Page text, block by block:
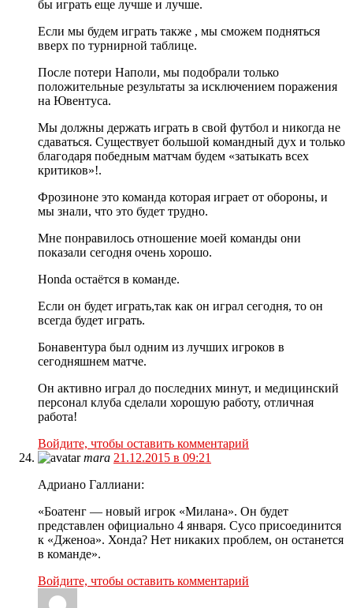
бы играть еще лучше и лучше.
Если мы будем играть также , мы сможем подняться
вверх по турнирной таблице.
После потери Наполи, мы подобрали только
положительные результаты за исключением поражения
на Ювентуса.
Мы должны держать играть в свой футбол и никогда не
сдаваться. Существует большой командный дух и только
благодаря победным матчам будем «затыкать всех
критиков»!.
Фрозиноне это команда которая играет от обороны, и
мы знали, что это будет трудно.
Мне понравилось отношение моей команды они
показали сегодня очень хорошо.
Honda остаётся в команде.
Если он будет играть,так как он играл сегодня, то он
всегда будет играть.
Бонавентура был одним из лучших игроков в
сегодняшнем матче.
Он активно играл до последних минут, и медицинский
персонал клуба сделали хорошую работу, отличная
работа!
Войдите, чтобы оставить комментарий
mara 21.12.2015 в 09:21
Адриано Галлиани:
«Боатенг — новый игрок «Милана». Он будет
представлен официально 4 января. Сусо присоединится
к «Дженоа». Хонда? Нет никаких проблем, он останется
в команде».
Войдите, чтобы оставить комментарий